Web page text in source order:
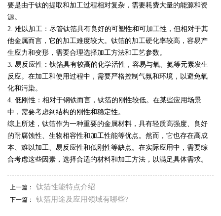
要是由于钛的提取和加工过程相对复杂，需要耗费大量的能源和资
源。
2. 难以加工：尽管钛箔具有良好的可塑性和可加工性，但相对于其
他金属而言，它的加工难度较大。钛箔的加工硬化率较高，容易产
生应力和变形，需要合理选择加工方法和工艺参数。
3. 易反应性：钛箔具有较高的化学活性，容易与氧、氮等元素发生
反应。在加工和使用过程中，需要严格控制气氛和环境，以避免氧
化和污染。
4. 低刚性：相对于钢铁而言，钛箔的刚性较低。在某些应用场景
中，需要考虑到结构的刚性和稳定性。
综上所述，钛箔作为一种重要的金属材料，具有轻质高强度、良好
的耐腐蚀性、生物相容性和加工性能等优点。然而，它也存在高成
本、难以加工、易反应性和低刚性等缺点。在实际应用中，需要综
合考虑这些因素，选择合适的材料和加工方法，以满足具体需求。
上一篇： 钛箔性能特点介绍
下一篇： 钛箔用途及应用领域有哪些?